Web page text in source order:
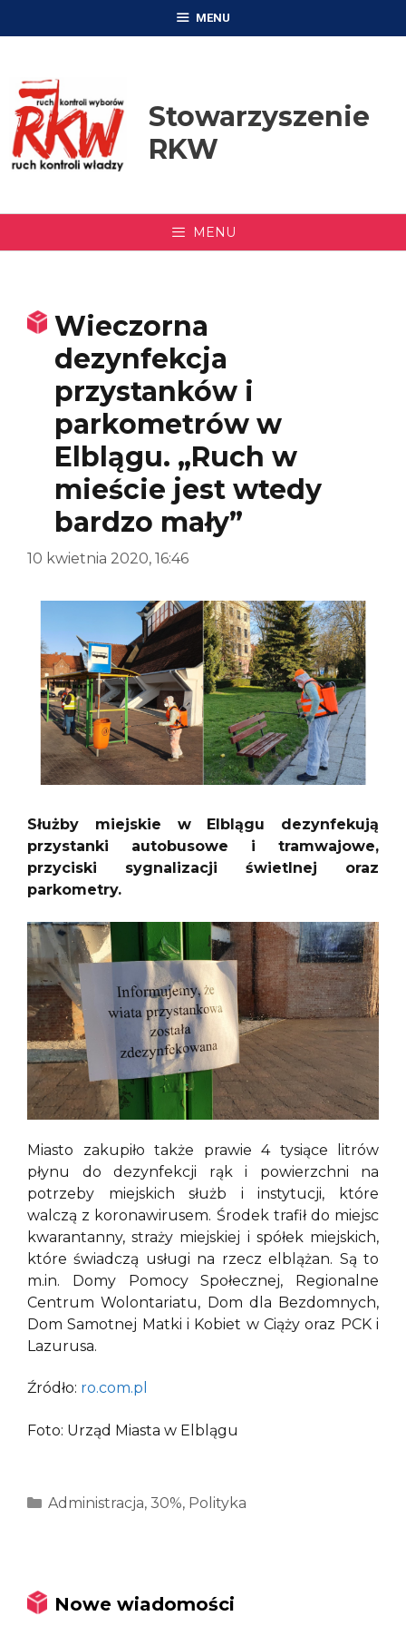
MENU
Stowarzyszenie
RKW
MENU
Wieczorna
dezynfekcja
przystanków i
parkometrów w
Elblągu. „Ruch w
mieście jest wtedy
bardzo mały”
10 kwietnia 2020, 16:46
Służby miejskie w Elblągu dezynfekują
przystanki autobusowe i tramwajowe,
przyciski sygnalizacji świetlnej oraz
parkometry.
Miasto zakupiło także prawie 4 tysiące litrów
płynu do dezynfekcji rąk i powierzchni na
potrzeby miejskich służb i instytucji, które
walczą z koronawirusem. Środek trafił do miejsc
kwarantanny, straży miejskiej i spółek miejskich,
które świadczą usługi na rzecz elblążan. Są to
m.in. Domy Pomocy Społecznej, Regionalne
Centrum Wolontariatu, Dom dla Bezdomnych,
Dom Samotnej Matki i Kobiet w Ciąży oraz PCK i
Lazurusa.
Źródło: ro.com.pl
Foto: Urząd Miasta w Elblągu
Kategorie
Administracja, 30%, Polityka
Nowe wiadomości